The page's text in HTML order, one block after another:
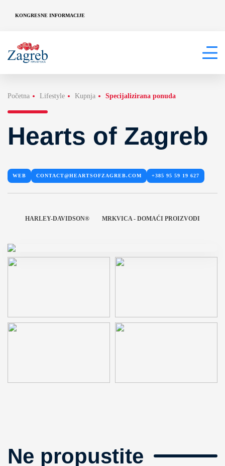
KONGRESNE INFORMACIJE
Početna Lifestyle Kupnja Specijalizirana ponuda
Hearts of Zagreb
WEB CONTACT@HEARTSOFZAGREB.COM +385 95 59 19 627
HARLEY-DAVIDSON® MRKVICA - DOMAĆI PROIZVODI
Ne propustite